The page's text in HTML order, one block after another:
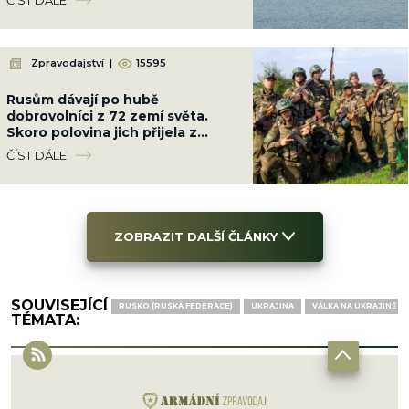
Zpravodajství | 15595
Rusům dávají po hubě
dobrovolníci z 72 zemí světa.
Skoro polovina jich přijela z
Latinské Ameriky
ČÍST DÁLE
ZOBRAZIT DALŠÍ ČLÁNKY
SOUVISEJÍCÍ
TÉMATA:
RUSKO (RUSKÁ FEDERACE) UKRAJINA VÁLKA NA UKRAJINĚ